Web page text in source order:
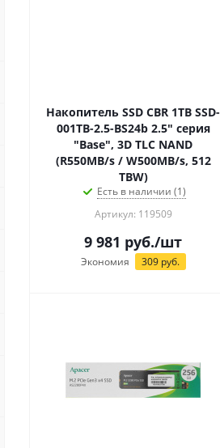
Накопитель SSD CBR 1TB SSD-
001TB-2.5-BS24b 2.5" серия
"Base", 3D TLC NAND
(R550MB/s / W500MB/s, 512
TBW)
Есть в наличии (1)
Артикул: 119509
9 981 руб./шт
Экономия 309руб.